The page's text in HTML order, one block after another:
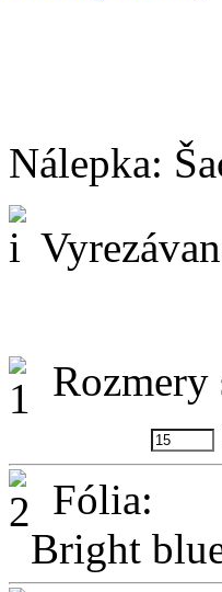
Nálepka:
Rozmery
Fólia:
Bright